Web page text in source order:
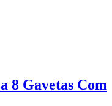
8 Gavetas Com